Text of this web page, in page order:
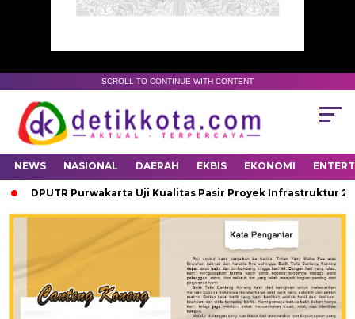
SCROLL TO CONTINUE WITH CONTENT
NEWS NASIONAL DAERAH EKBIS EKONOMI
DPUTR Purwakarta Uji Kualitas Pasir Proyek Infrastruktur 2025